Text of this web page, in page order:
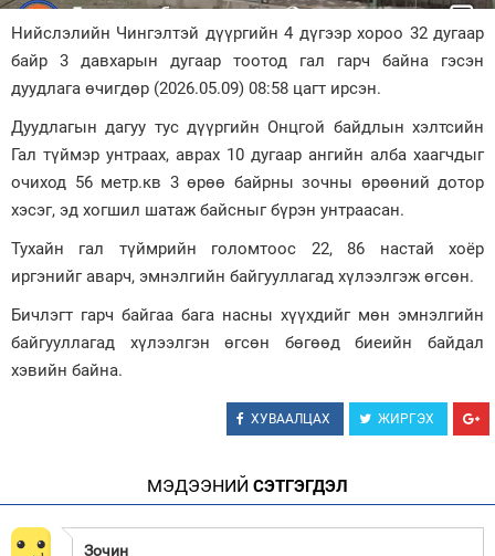
Нийслэлийн Чингэлтэй дүүргийн 4 дүгээр хороо 32 дугаар
байр 3 давхарын дугаар тоотод гал гарч байна гэсэн
дуудлага өчигдөр (2026.05.09) 08:58 цагт ирсэн.
Дуудлагын дагуу тус дүүргийн Онцгой байдлын хэлтсийн
Гал түймэр унтраах, аврах 10 дугаар ангийн алба хаагчдыг
очиход 56 метр.кв 3 өрөө байрны зочны өрөөний дотор
хэсэг, эд хогшил шатаж байсныг бүрэн унтраасан.
Тухайн гал түймрийн голомтоос 22, 86 настай хоёр
иргэнийг аварч, эмнэлгийн байгууллагад хүлээлгэж өгсөн.
Бичлэгт гарч байгаа бага насны хүүхдийг мөн эмнэлгийн
байгууллагад хүлээлгэн өгсөн бөгөөд биеийн байдал
хэвийн байна.
ХУВААЛЦАХ ЖИРГЭХ
МЭДЭЭНИЙ СЭТГЭГДЭЛ